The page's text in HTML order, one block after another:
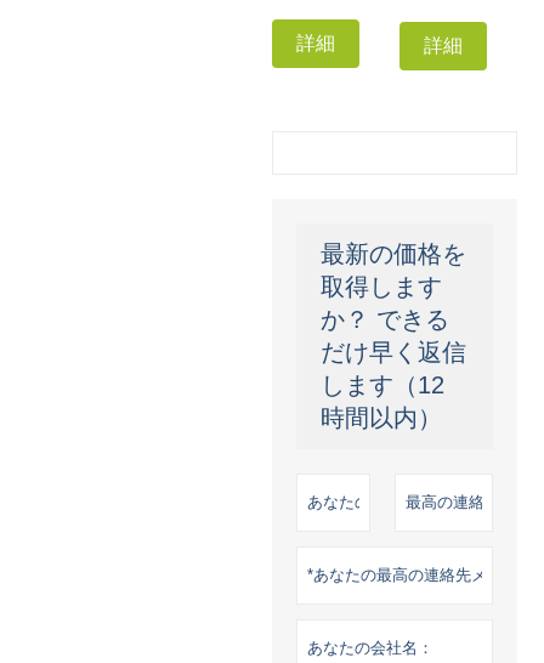
詳細 詳細
最新の価格を
取得します
か？ できる
だけ早く返信
します（12
時間以内）